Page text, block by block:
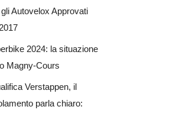
Autovelox Approvati
2024: la situazione
Magny-Cours
Verstappen, il
parla chiaro: